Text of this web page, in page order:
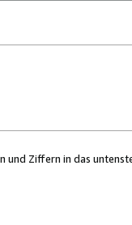
Ziffern in das